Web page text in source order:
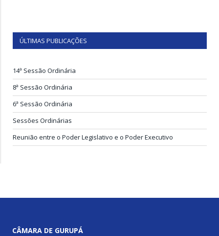
ÚLTIMAS PUBLICAÇÕES
14ª Sessão Ordinária
8ª Sessão Ordinária
6ª Sessão Ordinária
Sessões Ordinárias
Reunião entre o Poder Legislativo e o Poder Executivo
CÂMARA DE GURUPÁ